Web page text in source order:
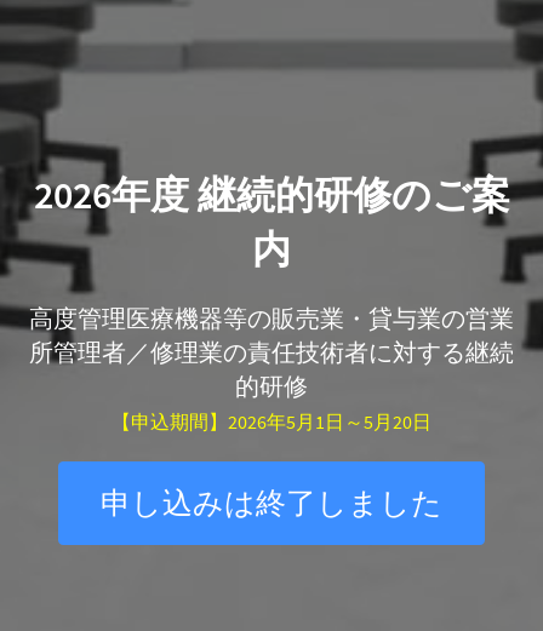
2026年度 継続的研修のご案
内
高度管理医療機器等の販売業・貸与業の営業
所管理者／修理業の責任技術者に対する継続
的研修
【申込期間】2026年5月1日～5月20日
申し込みは終了しました